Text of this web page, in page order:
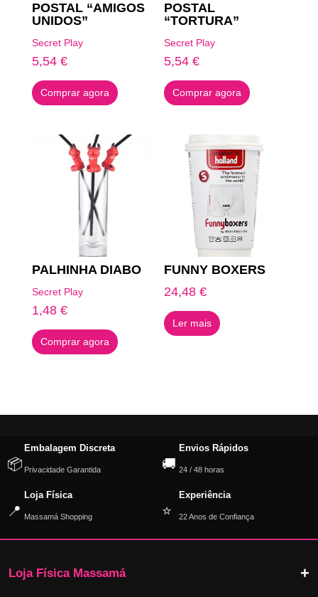
POSTAL “AMIGOS
UNIDOS”
Secret Play
5,54 €
Comprar agora
POSTAL
“TORTURA”
Secret Play
5,54€
Comprar agora
PALHINHA DIABO
Secret Play
1,48 €
Comprar agora
FUNNY BOXERS
24,48€
Ler mais
📦
Embalagem Discreta
Privacidade Garantida 🚚
Envios Rápidos
24 / 48 horas
📍
Loja Física
Massamá Shopping ⭐
Experiência
22 Anos de Confiança
Loja Física Massamá